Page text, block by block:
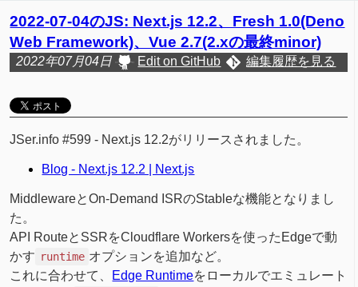
2022-07-04のJS: Next.js 12.2、Fresh 1.0(Deno
Web Framework)、Vue 2.7(2.xの最終minor)
2022年07月04日 Edit on GitHub 編集履歴を見る
JSer.info #599 - Next.js 12.2がリリースされました。
Blog - Next.js 12.2 | Next.js
MiddlewareとOn-Demand ISRのStableな機能となりまし
た。
API RouteとSSRをCloudflare Workersを使ったEdgeで動
かす runtime オプションを追加など。
これに合わせて、 Edge Runtimeをローカルでエミュレート